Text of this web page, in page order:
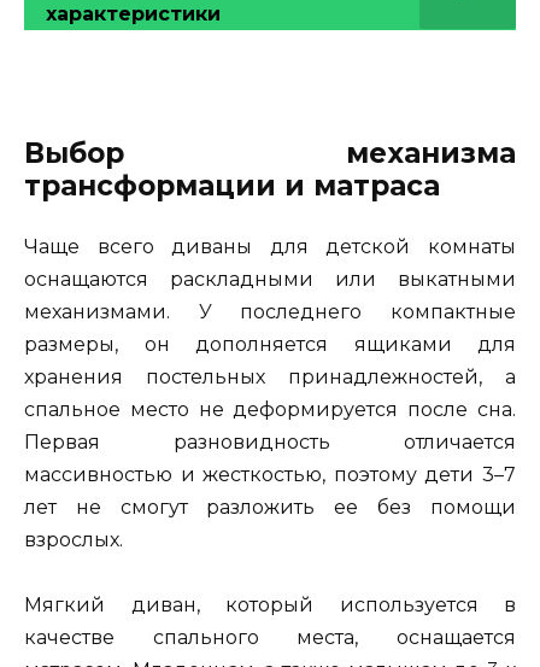
характеристики
Выбор механизма
трансформации и матраса
Чаще всего диваны для детской комнаты
оснащаются раскладными или выкатными
механизмами. У последнего компактные
размеры, он дополняется ящиками для
хранения постельных принадлежностей, а
спальное место не деформируется после сна.
Первая разновидность отличается
массивностью и жесткостью, поэтому дети 3–7
лет не смогут разложить ее без помощи
взрослых.
Мягкий диван, который используется в
качестве спального места, оснащается